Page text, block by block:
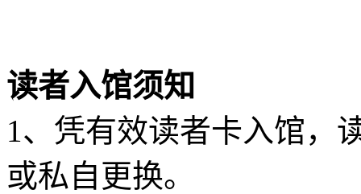
读者入馆须知
1、凭有效读者卡入馆，
或私自更换。